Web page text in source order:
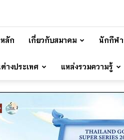
ลัก เกี่ยวกับสมาคม นักกีฬา
างประเทศ แหล่งรวมความรู้